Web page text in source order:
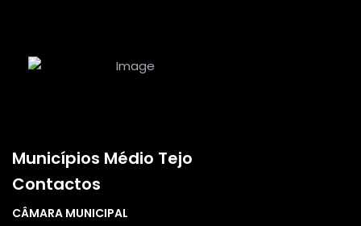
Municípios Médio Tejo
Contactos
CÂMARA MUNICIPAL